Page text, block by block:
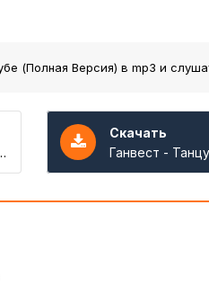
(Полная Версия) в mp3 и
(Полная Версия)
Скачать